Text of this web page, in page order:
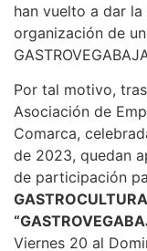
han vuelto a dar
organización de
Por tal motivo,
Asociación de
Comarca,
de 2023, quedan
de participación
Viernes 20 al